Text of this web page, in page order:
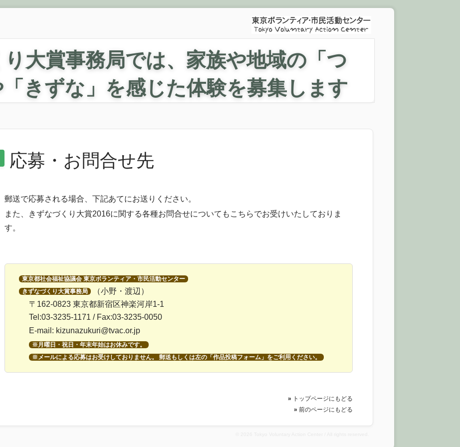
大賞事務局では、家族や地域の「つ
きずな」を感じた体験を募集します
応募・お問合せ先
郵送で応募される場合、下記あてにお送りください。
また、きずなづくり大賞2016に関する各種お問合せについてもこちらでお受けいたしておりま
す。
東京都社会福祉協議会 東京ボランティア・市民活動センター
きずなづくり大賞事務局
（小野・渡辺）
〒162-0823 東京都新宿区神楽河岸1-1
Tel:03-3235-1171 / Fax:03-3235-0050
E-mail: kizunazukuri@tvac.or.jp
※月曜日・祝日・年末年始はお休みです。
※メールによる応募はお受けしておりません。 郵送もしくは左の「作品投稿フォーム」をご利用ください。
» トップページにもどる
» 前のページにもどる